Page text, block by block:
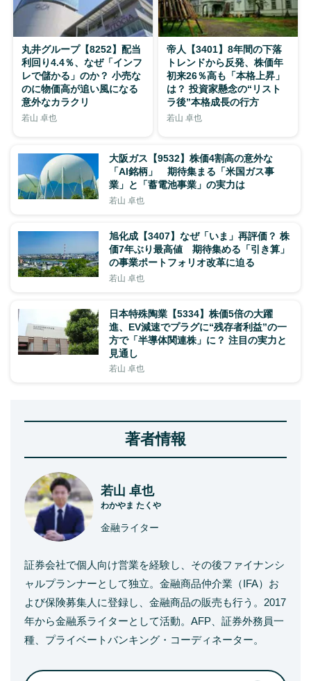
丸井グループ【8252】配当
利回り4.4％、なぜ「インフ
レで儲かる」のか？ 小売な
のに物価高が追い風になる
意外なカラクリ
若山 卓也
帝人【3401】8年間の下落
トレンドから反発、株価年
初来26％高も「本格上昇」
は？ 投資家懸念の“リスト
ラ後”本格成長の行方
若山 卓也
大阪ガス【9532】株価4割高の意外な
「AI銘柄」 期待集まる「米国ガス事
業」と「蓄電池事業」の実力は
若山 卓也
旭化成【3407】なぜ「いま」再評価？ 株
価7年ぶり最高値 期待集める「引き算」
の事業ポートフォリオ改革に迫る
若山 卓也
日本特殊陶業【5334】株価5倍の大躍
進、EV減速でプラグに“残存者利益”の一
方で「半導体関連株」に？ 注目の実力と
見通し
若山 卓也
著者情報
若山 卓也
わかやま たくや
金融ライター
証券会社で個人向け営業を経験し、その後ファイナンシ
ャルプランナーとして独立。金融商品仲介業（IFA）お
よび保険募集人に登録し、金融商品の販売も行う。2017
年から金融系ライターとして活動。AFP、証券外務員一
種、プライベートバンキング・コーディネーター。